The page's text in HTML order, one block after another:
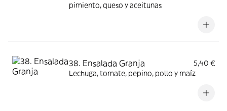
pimiento, queso y aceitunas
38. Ensalada Granja
5,40 €
Lechuga, tomate, pepino, pollo y maíz